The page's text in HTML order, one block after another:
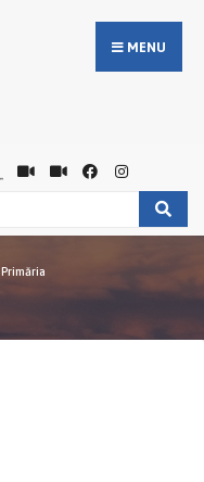
MENU
Primăria